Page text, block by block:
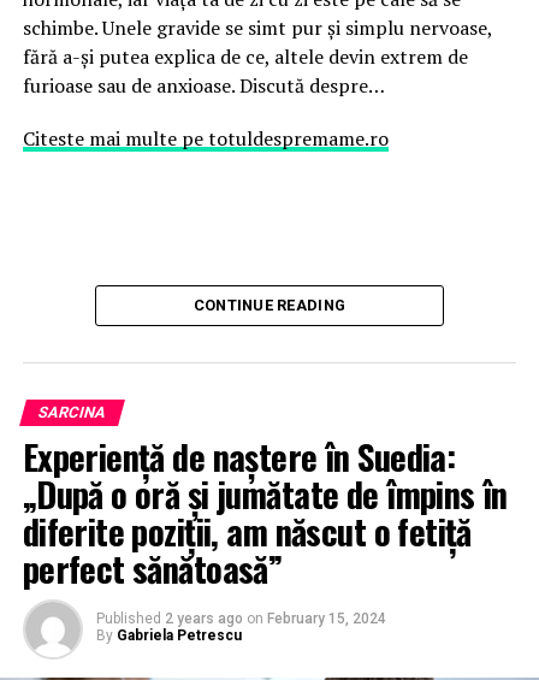
schimbe. Unele gravide se simt pur și simplu nervoase,
fără a-și putea explica de ce, altele devin extrem de
furioase sau de anxioase. Discută despre…
Citeste mai multe pe totuldespremame.ro
CONTINUE READING
SARCINA
Experiență de naștere în Suedia:
„După o oră și jumătate de împins în
diferite poziții, am născut o fetiță
perfect sănătoasă”
Published 2 years ago on February 15, 2024
By Gabriela Petrescu